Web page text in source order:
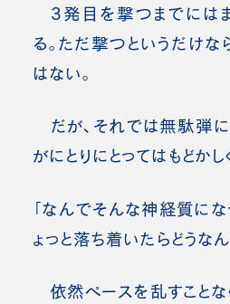
3発目を撃つまでには
る。ただ撃つというだけ
はない。
だが、それでは無駄弾に
がにとりにとってはもどかし
「なんでそんな神経質に
ょっと落ち着いたらどうなん
依然ペースを乱すことな